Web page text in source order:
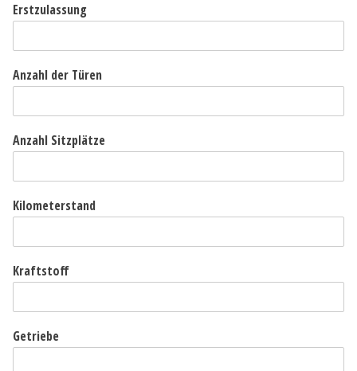
Erstzulassung
Anzahl der Türen
Anzahl Sitzplätze
Kilometerstand
Kraftstoff
Getriebe